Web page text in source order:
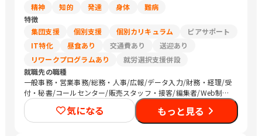
精神
知的 発達 身体
難病
特徴
集団支援
個別支援 個別カリキュラム
ピアサポート
IT特化
昼食あり 交通費あり
送迎あり
リワークプログラムあり
就労選択支援併設
就職先の職種
一般事務・営業事務/総務・人事/広報/データ入力/財務・経理/受
付・秘書/コールセンター/販売スタッフ・接客/編集者/Web制作/
その他クリエイティブ/デザイナー/ライター/SEプログラマ/CAD
オペレーター/介護職員・ヘルパー/保育士/農作業/マーケティン
グ・広告関連
気になる もっと見る